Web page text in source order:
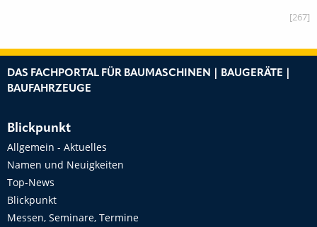
[267]
DAS FACHPORTAL FÜR BAUMASCHINEN | BAUGERÄTE |
BAUFAHRZEUGE
Blickpunkt
Allgemein - Aktuelles
Namen und Neuigkeiten
Top-News
Blickpunkt
Messen, Seminare, Termine